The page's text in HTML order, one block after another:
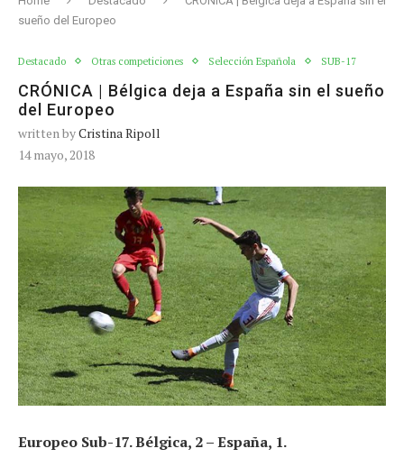
sueño del Europeo
Destacado Otras competiciones Selección Española SUB-17
CRÓNICA | Bélgica deja a España sin el sueño
del Europeo
written byCristina Ripoll
14 mayo, 2018
Europeo Sub-17. Bélgica, 2 – España, 1.